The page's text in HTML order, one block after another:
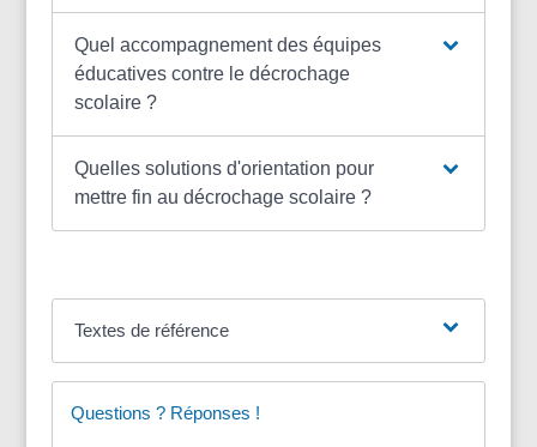
Quel accompagnement des équipes
éducatives contre le décrochage
scolaire ?
Quelles solutions d'orientation pour
mettre fin au décrochage scolaire ?
Textes de référence
Questions ? Réponses !